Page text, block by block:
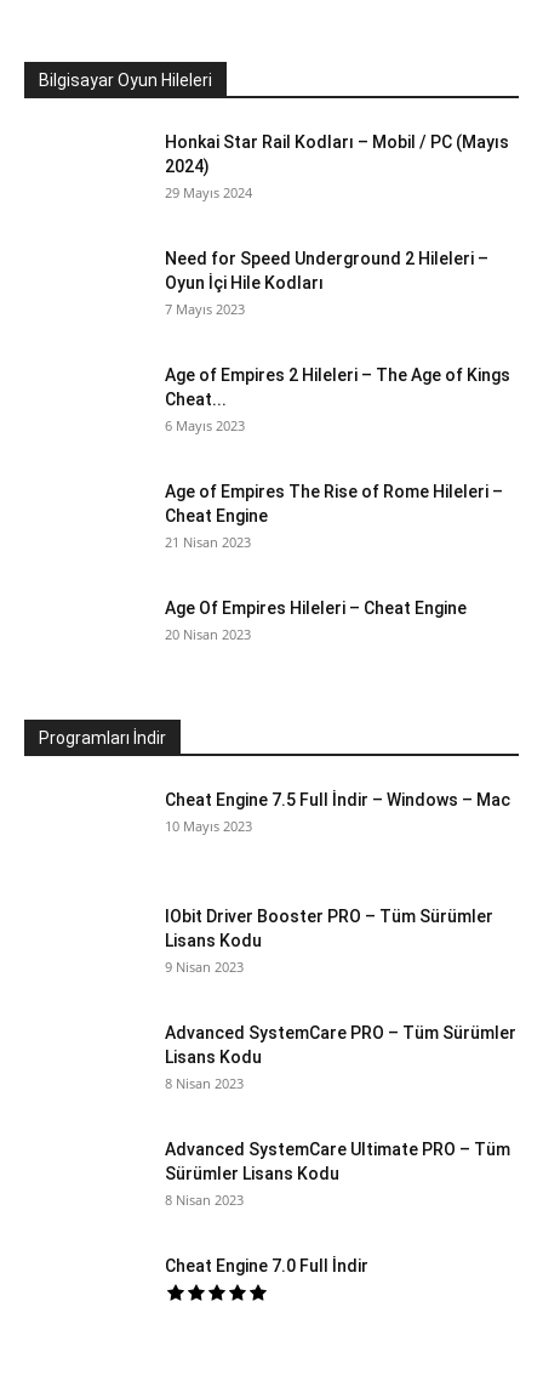
Bilgisayar Oyun Hileleri
Honkai Star Rail Kodları – Mobil / PC (Mayıs
2024)
29 Mayıs 2024
Need for Speed Underground 2 Hileleri –
Oyun İçi Hile Kodları
7 Mayıs 2023
Age of Empires 2 Hileleri – The Age of Kings
Cheat...
6 Mayıs 2023
Age of Empires The Rise of Rome Hileleri –
Cheat Engine
21 Nisan 2023
Age Of Empires Hileleri – Cheat Engine
20 Nisan 2023
Programları İndir
Cheat Engine 7.5 Full İndir – Windows – Mac
10 Mayıs 2023
IObit Driver Booster PRO – Tüm Sürümler
Lisans Kodu
9 Nisan 2023
Advanced SystemCare PRO – Tüm Sürümler
Lisans Kodu
8 Nisan 2023
Advanced SystemCare Ultimate PRO – Tüm
Sürümler Lisans Kodu
8 Nisan 2023
Cheat Engine 7.0 Full İndir